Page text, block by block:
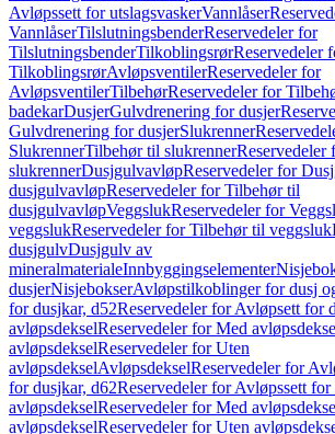
Avløpssett for utslagsvaskerVannlåser
VannlåserTilslutningsbenderReservedeler for
TilslutningsbenderTilkoblingsrørReservedeler
TilkoblingsrørAvløpsventilerReservedeler for
AvløpsventilerTilbehørReservedeler for
badekarDusjerGulvdrenering for dusjer
Gulvdrenering for dusjerSlukrenner
SlukrennerTilbehør til slukrennerReservedeler
slukrennerDusjgulvavløpReservedeler for
dusjgulvavløpReservedeler for Tilbehør til
dusjgulvavløpVeggslukReservedeler for
veggslukReservedeler for Tilbehør til veggsluk
dusjgulvDusjgulv av
mineralmaterialeInnbyggingselementer
dusjerNisjebokserAvløpstilkoblinger for dusj
for dusjkar, d52Reservedeler for Avløpsett for
avløpsdekselReservedeler for Med
avløpsdekselReservedeler for Uten
avløpsdekselAvløpsdekselReservedeler for
for dusjkar, d62Reservedeler for Avløpssett for
avløpsdekselReservedeler for Med
avløpsdekselReservedeler for Uten